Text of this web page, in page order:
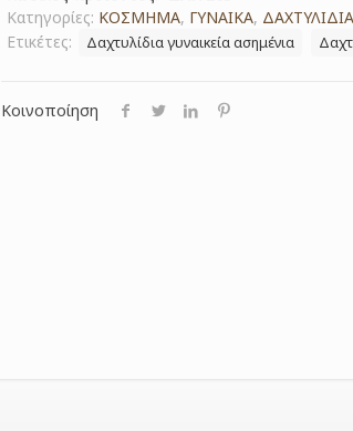
Κατηγορίες: ΚΟΣΜΗΜΑ, ΓΥΝΑΙΚΑ, ΔΑΧΤΥΛΙΔΙΑ
Ετικέτες:
Δαχτυλίδια γυναικεία ασημένια
Κοινοποίηση